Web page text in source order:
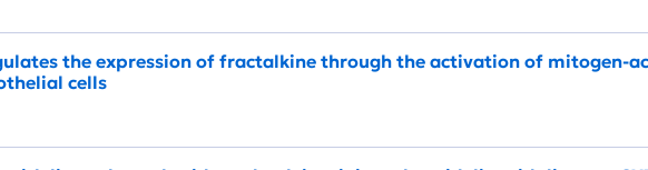
the expression of fractalkine through the activation of mitogen-
cells